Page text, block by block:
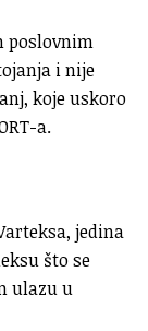
poslovnim
i nije
koje uskoro
a.
jedina
što se
ulazu u